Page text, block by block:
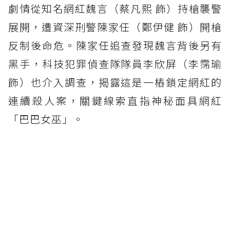
劇情從知名網紅魏言（蔡凡熙 飾）持槍襲警
展開，遭資深刑警陳家任（鄭伊健 飾）開槍
反制後命危。陳家任追查發現魏言背後另有
黑手，科技犯罪偵查隊隊員李欣屏（李霈瑜
飾）也介入調查，揭露這是一樁鎖定網紅的
連續殺人案，關鍵線索直指神秘面具網紅
「巴巴女巫」。